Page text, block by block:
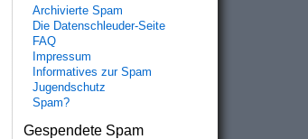
Archivierte Spam
Die Datenschleuder-Seite
FAQ
Impressum
Informatives zur Spam
Jugendschutz
Spam?
Gespendete Spam